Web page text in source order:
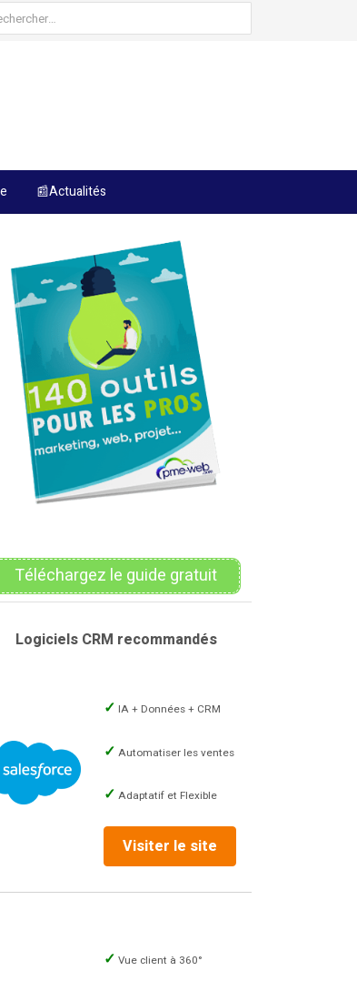
:
📰Actualités
Téléchargez le guide gratuit
Logiciels CRM recommandés
IA + Données + CRM
Automatiser les ventes
Adaptatif et Flexible
Visiter le site
Vue client à 360°